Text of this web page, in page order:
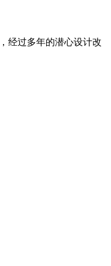
经过多年的潜心设计改